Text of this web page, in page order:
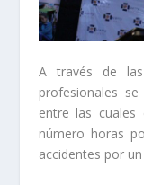
A través de las
profesionales
entre las
número horas
accidentes por